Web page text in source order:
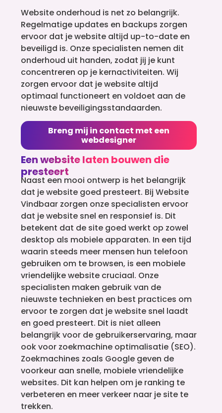
Website onderhoud is net zo belangrijk.
Regelmatige updates en backups zorgen
ervoor dat je website altijd up-to-date en
beveiligd is. Onze specialisten nemen dit
onderhoud uit handen, zodat jij je kunt
concentreren op je kernactiviteiten. Wij
zorgen ervoor dat je website altijd
optimaal functioneert en voldoet aan de
nieuwste beveiligingsstandaarden.
Breng mij in contact met een
webdesigner
Een website laten bouwen die
presteert
Naast een mooi ontwerp is het belangrijk
dat je website goed presteert. Bij Website
Vindbaar zorgen onze specialisten ervoor
dat je website snel en responsief is. Dit
betekent dat de site goed werkt op zowel
desktop als mobiele apparaten. In een tijd
waarin steeds meer mensen hun telefoon
gebruiken om te browsen, is een mobiele
vriendelijke website cruciaal. Onze
specialisten maken gebruik van de
nieuwste technieken en best practices om
ervoor te zorgen dat je website snel laadt
en goed presteert. Dit is niet alleen
belangrijk voor de gebruikerservaring, maar
ook voor zoekmachine optimalisatie (SEO).
Zoekmachines zoals Google geven de
voorkeur aan snelle, mobiele vriendelijke
websites. Dit kan helpen om je ranking te
verbeteren en meer verkeer naar je site te
trekken.